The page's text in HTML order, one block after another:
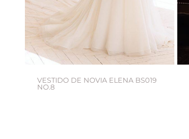
VESTIDO DE NOVIA ELENA BS019
NO.8